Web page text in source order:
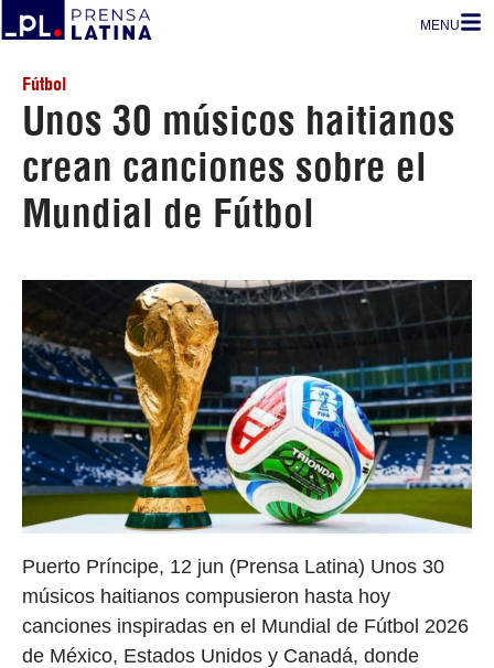
MENU
Fútbol
Unos 30 músicos haitianos
crean canciones sobre el
Mundial de Fútbol
Puerto Príncipe, 12 jun (Prensa Latina) Unos 30
músicos haitianos compusieron hasta hoy
canciones inspiradas en el Mundial de Fútbol 2026
de México, Estados Unidos y Canadá, donde